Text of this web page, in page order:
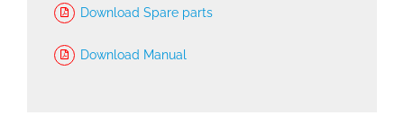
Download Spare parts
Download Manual